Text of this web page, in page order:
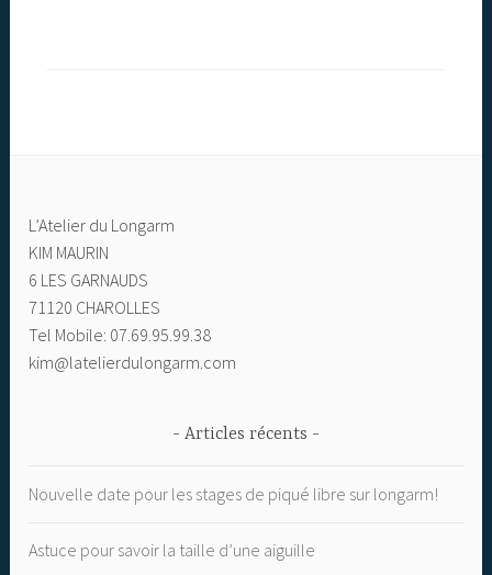
L’Atelier du Longarm
KIM MAURIN
6 LES GARNAUDS
71120 CHAROLLES
Tel Mobile: 07.69.95.99.38
kim@latelierdulongarm.com
Articles récents
Nouvelle date pour les stages de piqué libre sur longarm!
Astuce pour savoir la taille d’une aiguille